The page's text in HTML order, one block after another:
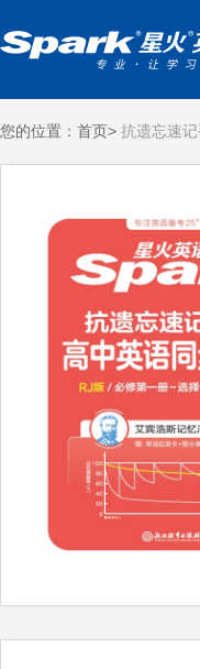
您的位置： 首页> 抗遗忘速